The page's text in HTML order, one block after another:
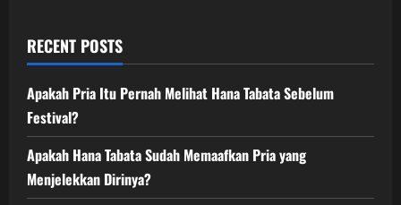
RECENT POSTS
Apakah Pria Itu Pernah Melihat Hana Tabata Sebelum
Festival?
Apakah Hana Tabata Sudah Memaafkan Pria yang
Menjelekkan Dirinya?